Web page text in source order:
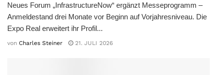
Neues Forum „InfrastructureNow“ ergänzt Messeprogramm –
Anmeldestand drei Monate vor Beginn auf Vorjahresniveau. Die
Expo Real erweitert ihr Profil...
von Charles Steiner 21. JULI 2026